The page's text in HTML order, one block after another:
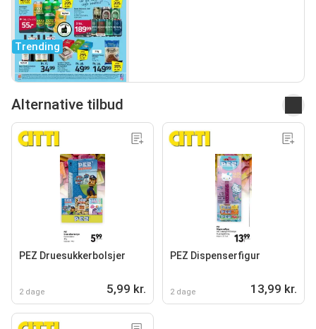
Trending
Alternative tilbud
PEZ Druesukkerbolsjer
2 dage 5,99 kr.
PEZ Dispenserfigur
2 dage 13,99 kr.